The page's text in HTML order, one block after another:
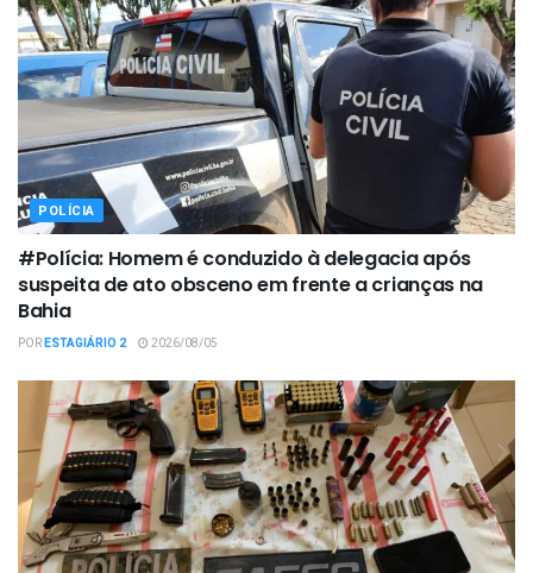
POLÍCIA
#Polícia: Homem é conduzido à delegacia após
suspeita de ato obsceno em frente a crianças na
Bahia
PORESTAGIÁRIO 2 2026/08/05